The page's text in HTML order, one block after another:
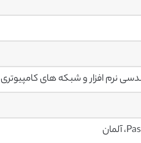
نرم افزار و شبکه های کامپیوتری